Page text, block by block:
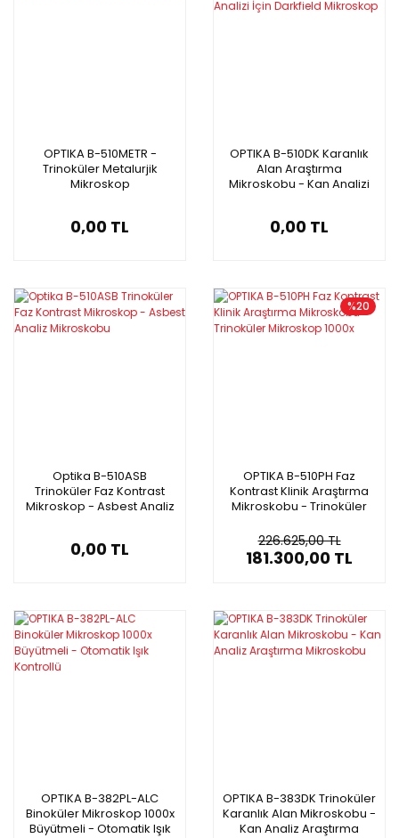
OPTIKA B-510METR -
Trinoküler Metalurjik
Mikroskop
0,00 TL
OPTIKA B-510DK Karanlık
Alan Araştırma
Mikroskobu - Kan Analizi
0,00 TL
Optika B-510ASB
Trinoküler Faz Kontrast
Mikroskop - Asbest Analiz
0,00 TL
%20
OPTIKA B-510PH Faz
Kontrast Klinik Araştırma
Mikroskobu - Trinoküler
226.625,00 TL
181.300,00 TL
OPTIKA B-382PL-ALC
Binoküler Mikroskop 1000x
Büyütmeli - Otomatik Işık
OPTIKA B-383DK Trinoküler
Karanlık Alan Mikroskobu -
Kan Analiz Araştırma